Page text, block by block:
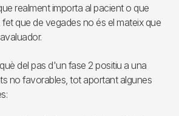
realment importa al pacient o que
que de vegades no és el mateix que
del pas d'un fase 2 positiu a una
no favorables, tot aportant algunes